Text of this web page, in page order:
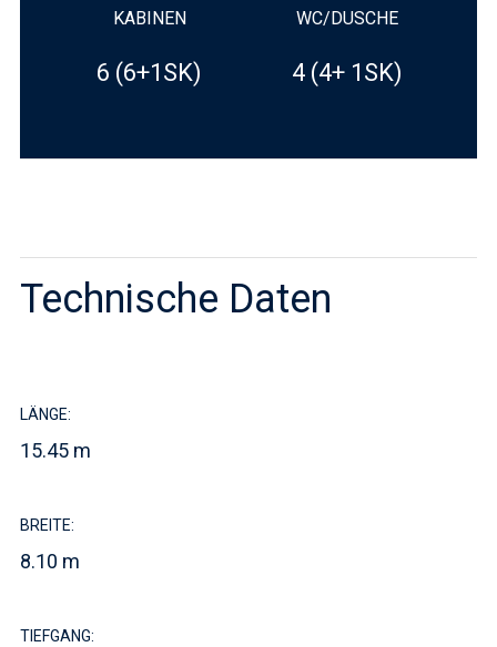
KABINEN
6 (6+1SK)
WC/DUSCHE
4 (4+ 1SK)
Technische Daten
LÄNGE:
15.45 m
BREITE:
8.10 m
TIEFGANG: